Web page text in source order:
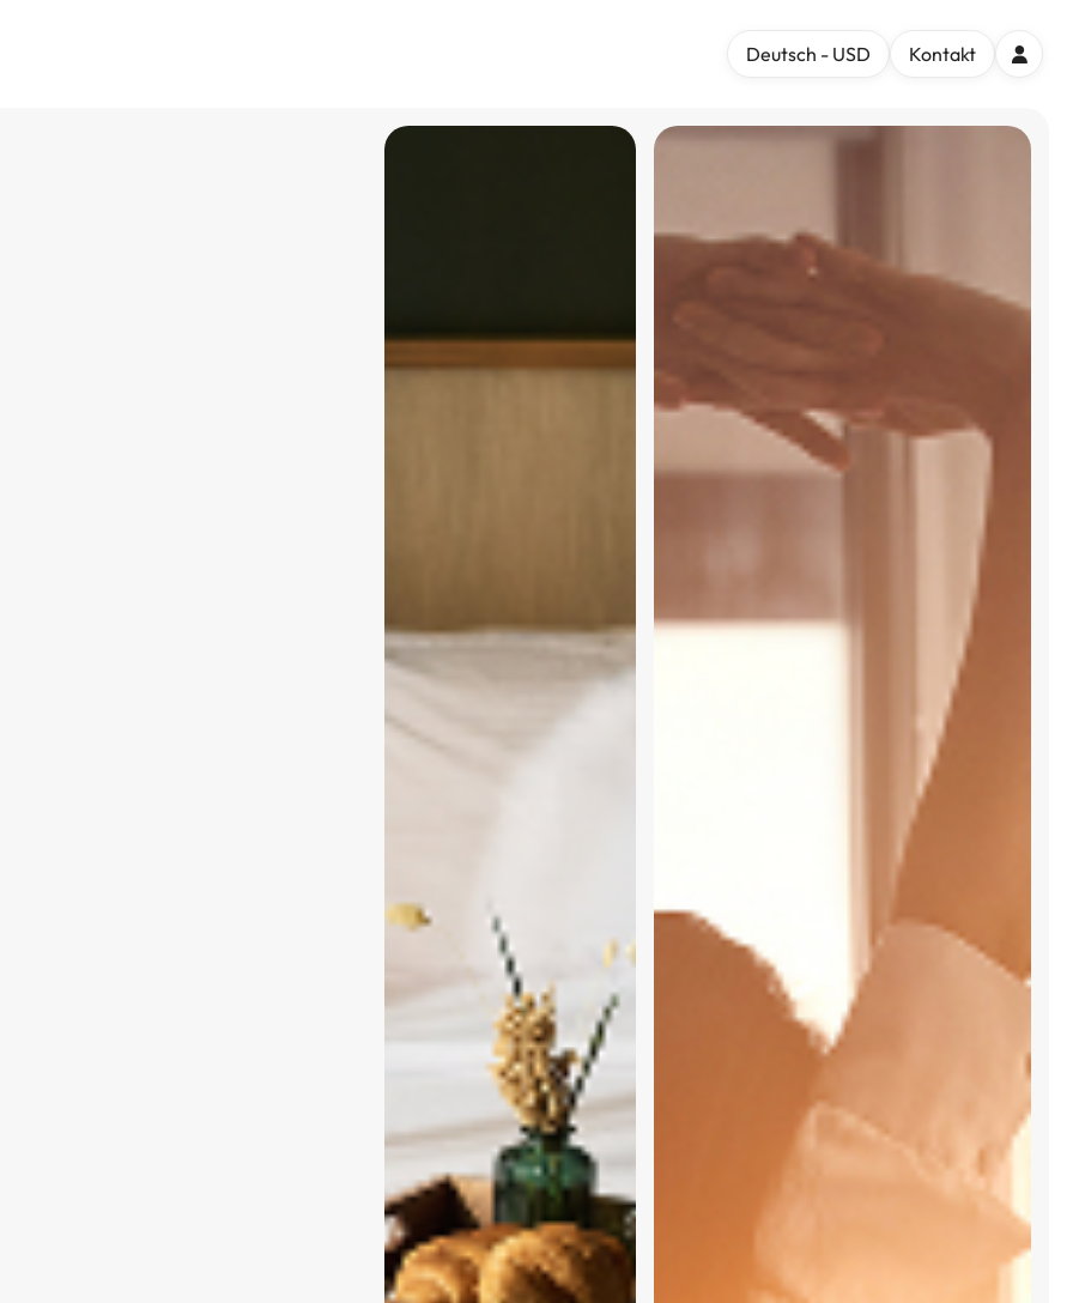
Deutsch - USD Kontakt